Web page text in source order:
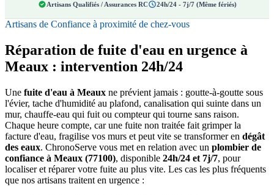
Artisans Qualifiés / Assurances RC 24h/24 - 7j/7 (Même fériés)
Artisans de Confiance à proximité de chez-vous
Réparation de fuite d'eau en urgence à
Meaux : intervention 24h/24
Une fuite d'eau à Meaux ne prévient jamais : goutte-à-goutte sous
l'évier, tache d'humidité au plafond, canalisation qui suinte dans un
mur, chauffe-eau qui fuit ou compteur qui tourne sans raison.
Chaque heure compte, car une fuite non traitée fait grimper la
facture d'eau, fragilise vos murs et peut vite se transformer en dégât
des eaux. ChronoServe vous met en relation avec un plombier de
confiance à Meaux (77100), disponible 24h/24 et 7j/7, pour
localiser et réparer votre fuite au plus vite. Les cas les plus fréquents
que nos artisans traitent en urgence :